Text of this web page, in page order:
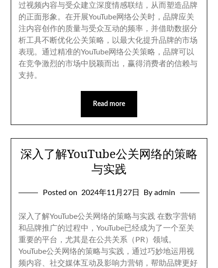
过视频内容与受众建立深度情感联结 ， 从而塑造品牌
的正面形象 。在开展YouTube网络公关时 ，品牌应关
注内容创作的质量与受众互动的频率 ， 并借助数据分
析工具不断优化公关策略 ，
以最大化提升品牌的市场
表现。通过精准的YouTube网络公关策略 ，品牌可以
在竞争激烈的市场中脱颖而出 ， 赢得消费者的信赖与
支持。
Read more
深入了解YouTube公关网络的策略
与实践
Posted on 2024年11月27日 By admin
深入了解YouTube公关网络的策略与实践 在数字营销
和品牌推广的过程中 ，YouTube已经成为了一个至关
重要的平台 ， 尤其是在公共关系（PR）领域。
YouTube公关网络的策略与实践 ，通过巧妙地运用视
频内容 、社交媒体互动及影响力营销 ，帮助品牌更好